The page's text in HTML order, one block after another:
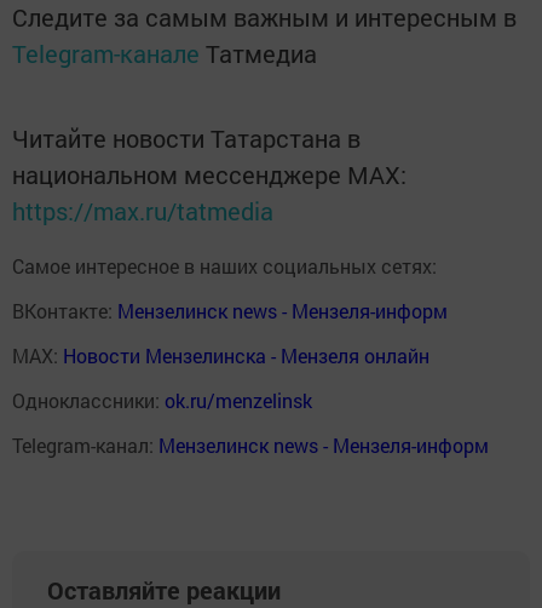
Следите за самым важным и интересным в
Telegram-канале Татмедиа
Читайте новости Татарстана в
национальном мессенджере MАХ:
https://max.ru/tatmedia
Самое интересное в наших социальных сетях:
ВКонтакте: Мензелинск news - Мензеля-информ
MAX: Новости Мензелинска - Мензеля онлайн
Одноклассники: ok.ru/menzelinsk
Telegram-канал: Мензелинск news - Мензеля-информ
Оставляйте реакции